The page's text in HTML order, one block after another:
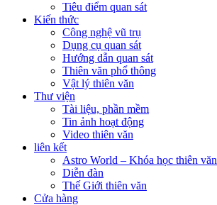
Tiêu điểm quan sát
Kiến thức
Công nghệ vũ trụ
Dụng cụ quan sát
Hướng dẫn quan sát
Thiên văn phổ thông
Vật lý thiên văn
Thư viện
Tài liệu, phần mềm
Tin ảnh hoạt động
Video thiên văn
liên kết
Astro World – Khóa học thiên văn
Diễn đàn
Thế Giới thiên văn
Cửa hàng